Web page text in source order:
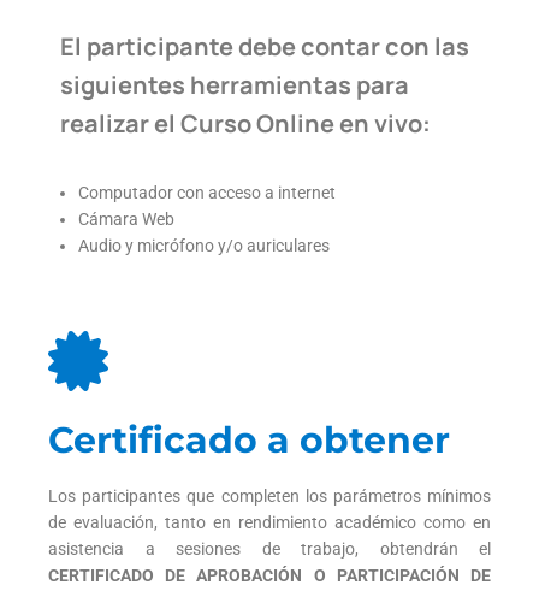
El participante debe contar con las
siguientes herramientas para
realizar el Curso Online en vivo:
Computador con acceso a internet
Cámara Web
Audio y micrófono y/o auriculares
Certificado a obtener
Los participantes que completen los parámetros mínimos
de evaluación, tanto en rendimiento académico como en
asistencia a sesiones de trabajo, obtendrán el
CERTIFICADO DE APROBACIÓN O PARTICIPACIÓN DE